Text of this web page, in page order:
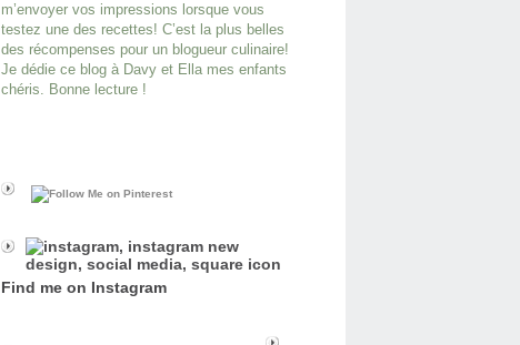
m’envoyer vos impressions lorsque vous
testez une des recettes! C’est la plus belles
des récompenses pour un blogueur culinaire!
Je dédie ce blog à Davy et Ella mes enfants
chéris. Bonne lecture !
Find me on Instagram